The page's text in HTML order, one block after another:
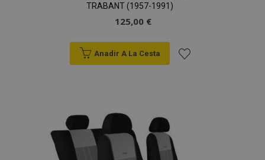
TRABANT (1957-1991)
125,00 €
Anadir A La Cesta